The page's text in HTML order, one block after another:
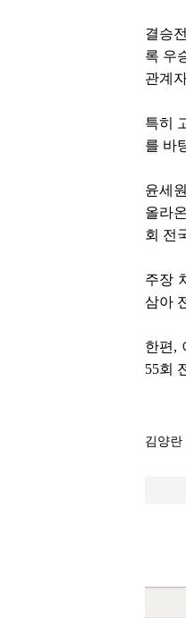
결승
록 우
관계
특히
를 바
윤세
올라
회 전
주장
삼아
한편,
55회
김양란